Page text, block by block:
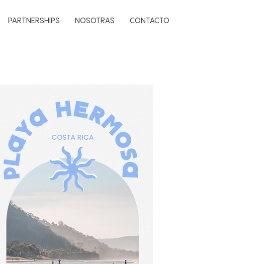
PARTNERSHIPS NOSOTRAS CONTACTO